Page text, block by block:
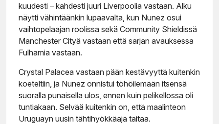
kuudesti – kahdesti juuri Liverpoolia vastaan. Alku
näytti vähintäänkin lupaavalta, kun Nunez osui
vaihtopelaajan roolissa sekä Community Shieldissä
Manchester Cityä vastaan että sarjan avauksessa
Fulhamia vastaan.
Crystal Palacea vastaan pään kestävyyttä kuitenkin
koeteltiin, ja Nunez onnistui töhöilemään itsensä
suoralla punaisella ulos, ennen kuin pelikellossa oli
tuntiakaan. Selvää kuitenkin on, että maalinteon
Uruguayn uusin tähtihyökkääjä taitaa.